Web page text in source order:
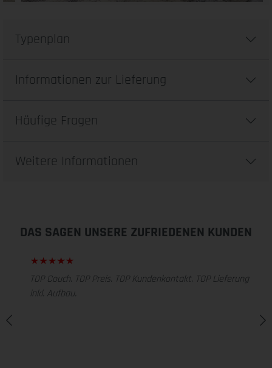
Typenplan
Informationen zur Lieferung
Häufige Fragen
Weitere Informationen
DAS SAGEN UNSERE ZUFRIEDENEN KUNDEN
TOP Couch. TOP Preis. TOP Kundenkontakt. TOP Lieferung
inkl. Aufbau.